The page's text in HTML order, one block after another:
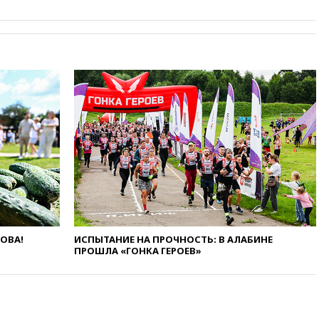
факту гибели женщины и
ребенка в Раменском
12:57 В Луганске при ракетном
ударе ВСУ по складу
пострадали пять человек
12:44МВД: число
преступлений, связанных с
отмыванием денег, достигло
рекордного показателя
12:40В Подмосковье
ребенок погибли при падении
ИСПЫТАНИЕ НА ПРОЧНОСТЬ: В АЛАБИНЕ
ПРОШЛА «ГОНКА ГЕРОЕВ»